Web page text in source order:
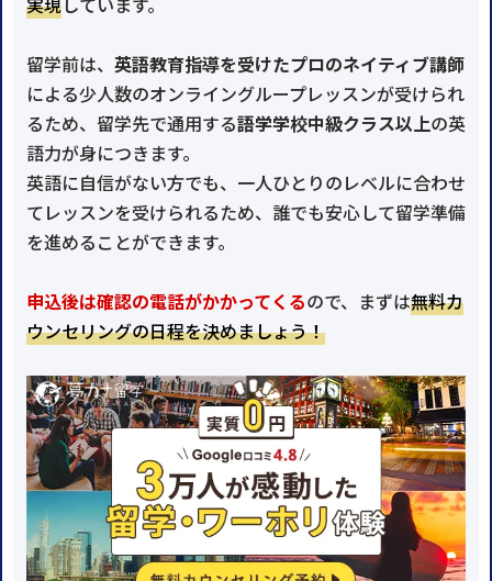
留学前は、 英語教育指導を受けたプロのネイティブ講師
による少人数のオンライングループレッスンが受けられ
るため、留学先で通用する語学学校中級クラス以上の英
語力が身につきます。
英語に自信がない方でも、一人ひとりのレベルに合わせ
てレッスンを受けられるため、誰でも安心して留学準備
を進めることができます。
申込後は確認の電話がかかってくるので、まずは無料カ
ウンセリングの日程を決めましょう！